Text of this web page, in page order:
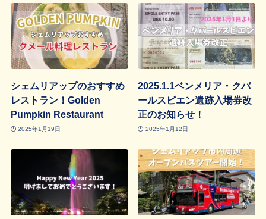
シェムリアップのおすすめ
レストラン！Golden
Pumpkin Restaurant
2025年1月19日
2025.1.1ベンメリア・クバ
ールスピエン遺跡入場券改
正のお知らせ！
2025年1月12日